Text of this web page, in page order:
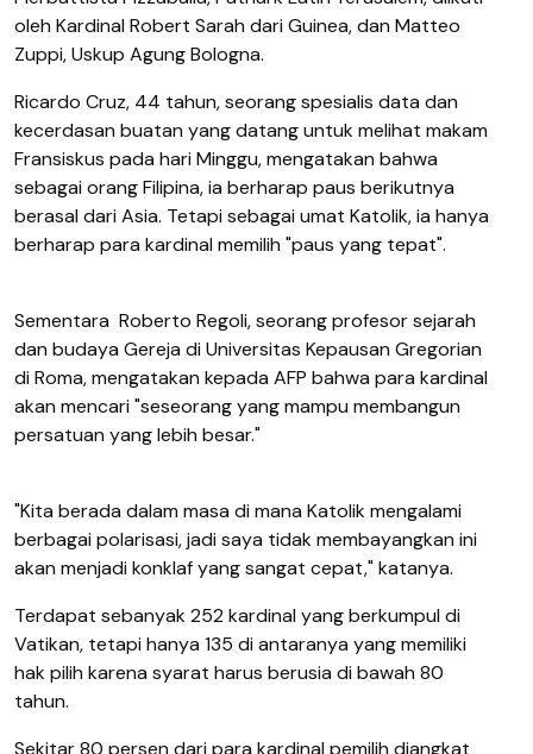
oleh Kardinal Robert Sarah dari Guinea, dan Matteo
Zuppi, Uskup Agung Bologna.
Ricardo Cruz, 44 tahun, seorang spesialis data dan
kecerdasan buatan yang datang untuk melihat makam
Fransiskus pada hari Minggu, mengatakan bahwa
sebagai orang Filipina, ia berharap paus berikutnya
berasal dari Asia. Tetapi sebagai umat Katolik, ia hanya
berharap para kardinal memilih "paus yang tepat".
Sementara Roberto Regoli, seorang profesor sejarah
dan budaya Gereja di Universitas Kepausan Gregorian
di Roma, mengatakan kepada AFP bahwa para kardinal
akan mencari "seseorang yang mampu membangun
persatuan yang lebih besar."
"Kita berada dalam masa di mana Katolik mengalami
berbagai polarisasi, jadi saya tidak membayangkan ini
akan menjadi konklaf yang sangat cepat," katanya.
Terdapat sebanyak 252 kardinal yang berkumpul di
Vatikan, tetapi hanya 135 di antaranya yang memiliki
hak pilih karena syarat harus berusia di bawah 80
tahun.
Sekitar 80 persen dari para kardinal pemilih diangkat